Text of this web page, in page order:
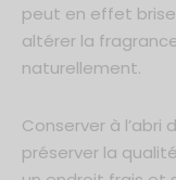
peut en effet
altérer la
naturellement.
Conserver à l’abri
préserver la